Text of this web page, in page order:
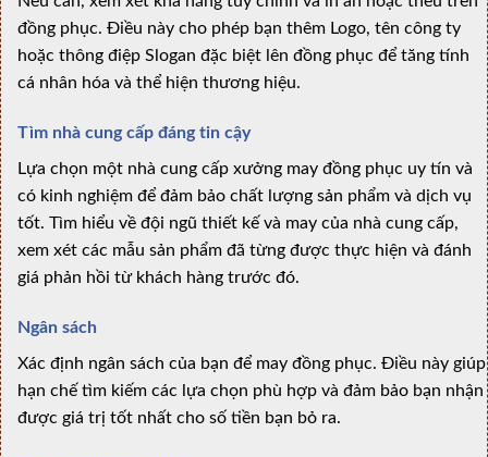
đồng phục. Điều này cho phép bạn thêm Logo, tên công ty
hoặc thông điệp Slogan đặc biệt lên đồng phục để tăng tính
cá nhân hóa và thể hiện thương hiệu.
Tìm nhà cung cấp đáng tin cậy
Lựa chọn một nhà cung cấp xưởng may đồng phục uy tín và
có kinh nghiệm để đảm bảo chất lượng sản phẩm và dịch vụ
tốt. Tìm hiểu về đội ngũ thiết kế và may của nhà cung cấp,
xem xét các mẫu sản phẩm đã từng được thực hiện và đánh
giá phản hồi từ khách hàng trước đó.
Ngân sách
Xác định ngân sách của bạn để may đồng phục. Điều này giúp
hạn chế tìm kiếm các lựa chọn phù hợp và đảm bảo bạn nhận
được giá trị tốt nhất cho số tiền bạn bỏ ra.